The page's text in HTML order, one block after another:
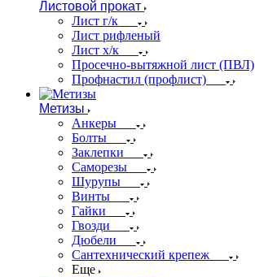
Листовой прокат
Лист г/к
Лист рифленый
Лист х/к
Просечно-вытяжной лист (ПВЛ)
Профнастил (профлист)
Метизы
Анкеры
Болты
Заклепки
Саморезы
Шурупы
Винты
Гайки
Гвозди
Дюбели
Сантехнический крепеж
Еще